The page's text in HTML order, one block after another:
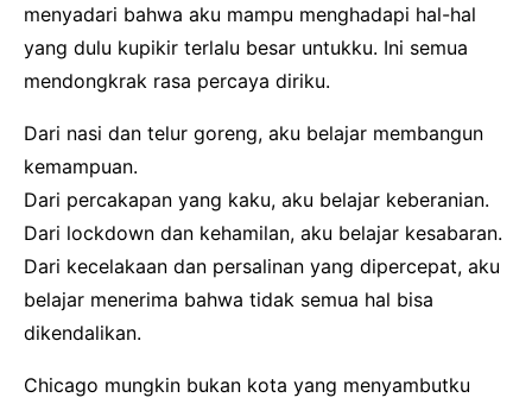
menyadari bahwa aku mampu menghadapi hal-hal
yang dulu kupikir terlalu besar untukku. Ini semua
mendongkrak rasa percaya diriku.
Dari nasi dan telur goreng, aku belajar membangun
kemampuan.
Dari percakapan yang kaku, aku belajar keberanian.
Dari lockdown dan kehamilan, aku belajar kesabaran.
Dari kecelakaan dan persalinan yang dipercepat, aku
belajar menerima bahwa tidak semua hal bisa
dikendalikan.
Chicago mungkin bukan kota yang menyambutku